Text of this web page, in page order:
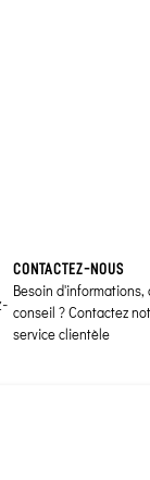
CONTACTEZ-NOUS
Besoin d'informations,
conseil ? Contactez
service clientèle